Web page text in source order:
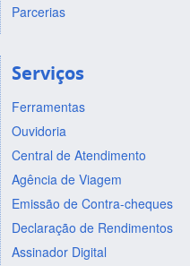
Parcerias
Serviços
Ferramentas
Ouvidoria
Central de Atendimento
Agência de Viagem
Emissão de Contra-cheques
Declaração de Rendimentos
Assinador Digital